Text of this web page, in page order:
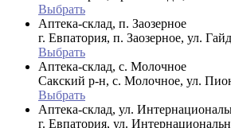
Выбрать
Аптека-склад, п. Заозерное
г. Евпатория, п. Заозерное, ул.
Выбрать
Аптека-склад, с. Молочное
Сакский р-н, с. Молочное, ул.
Выбрать
Аптека-склад, ул.
г. Евпатория, ул.